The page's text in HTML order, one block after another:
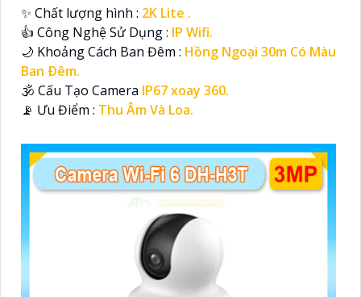
✨ Chất lượng hình : 2K Lite .
👍 Công Nghệ Sử Dụng : IP Wifi.
🌙 Khoảng Cách Ban Đêm : Hồng Ngoại 30m Có Màu
Ban Ðêm.
🕉️ Cấu Tạo Camera IP67 xoay 360.
️📡 Ưu Điểm : Thu Âm Và Loa.